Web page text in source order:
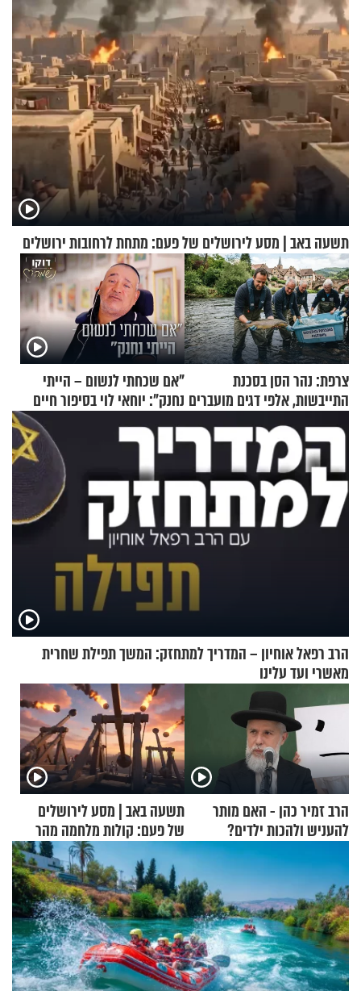
בחיים
תשעה באב | מסע לירושלים של פעם: מתחת לרחובות ירושלים
צרפת: נהר הסן בסכנת
התייבשות, אלפי דגים מועברים
במבצעי חילוץ
"אם שכחתי לנשום – הייתי
נחנק": יוחאי לוי בסיפור חיים
מעורר השראה
הרב רפאל אוחיון – המדריך למתחזק: המשך תפילת שחרית
מאשרי ועד עלינו
הרב זמיר כהן - האם מותר
להעניש ולהכות ילדים?
תשעה באב | מסע לירושלים
של פעם: קולות מלחמה מהר
הזיתים